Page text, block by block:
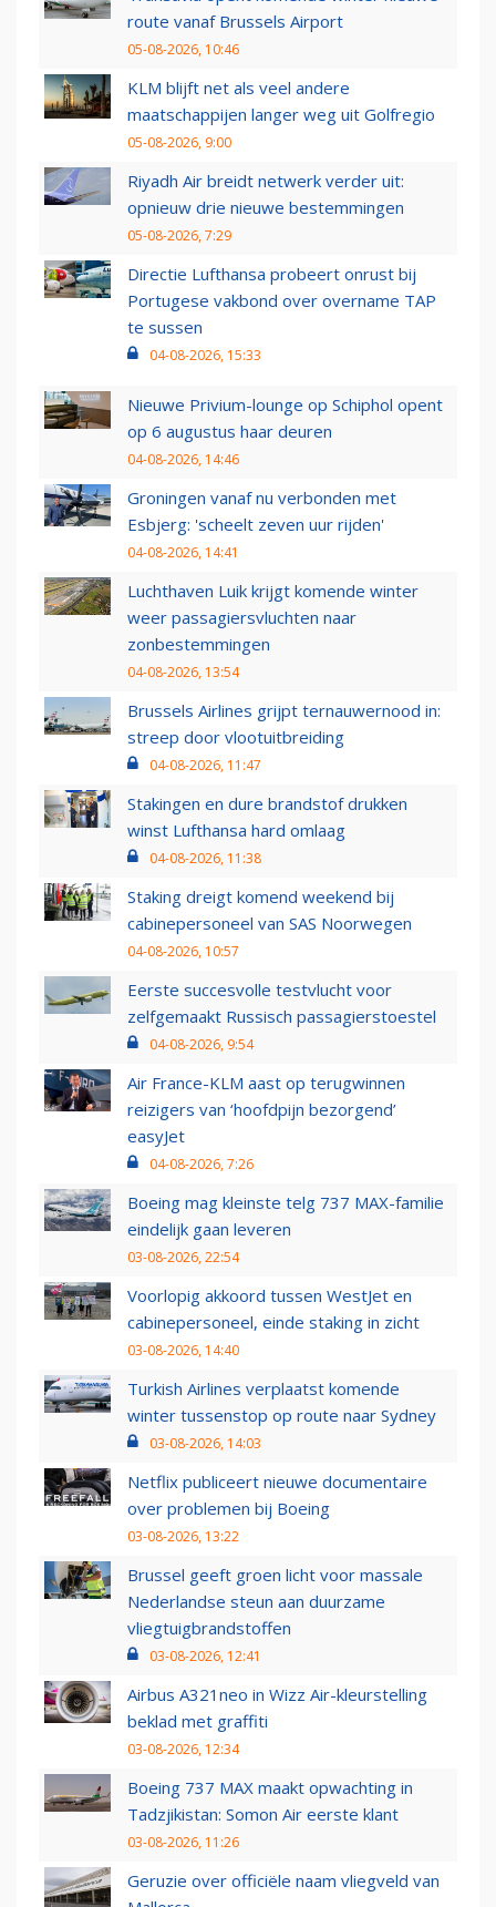
route vanaf Brussels Airport
05-08-2026, 10:46
KLM blijft net als veel andere
maatschappijen langer weg uit Golfregio
05-08-2026, 9:00
Riyadh Air breidt netwerk verder uit:
opnieuw drie nieuwe bestemmingen
05-08-2026, 7:29
Directie Lufthansa probeert onrust bij
Portugese vakbond over overname TAP
te sussen
04-08-2026, 15:33
Nieuwe Privium-lounge op Schiphol opent
op 6 augustus haar deuren
04-08-2026, 14:46
Groningen vanaf nu verbonden met
Esbjerg: 'scheelt zeven uur rijden'
04-08-2026, 14:41
Luchthaven Luik krijgt komende winter
weer passagiersvluchten naar
zonbestemmingen
04-08-2026, 13:54
Brussels Airlines grijpt ternauwernood in:
streep door vlootuitbreiding
04-08-2026, 11:47
Stakingen en dure brandstof drukken
winst Lufthansa hard omlaag
04-08-2026, 11:38
Staking dreigt komend weekend bij
cabinepersoneel van SAS Noorwegen
04-08-2026, 10:57
Eerste succesvolle testvlucht voor
zelfgemaakt Russisch passagierstoestel
04-08-2026, 9:54
Air France-KLM aast op terugwinnen
reizigers van ‘hoofdpijn bezorgend’
easyJet
04-08-2026, 7:26
Boeing mag kleinste telg 737 MAX-familie
eindelijk gaan leveren
03-08-2026, 22:54
Voorlopig akkoord tussen WestJet en
cabinepersoneel, einde staking in zicht
03-08-2026, 14:40
Turkish Airlines verplaatst komende
winter tussenstop op route naar Sydney
03-08-2026, 14:03
Netflix publiceert nieuwe documentaire
over problemen bij Boeing
03-08-2026, 13:22
Brussel geeft groen licht voor massale
Nederlandse steun aan duurzame
vliegtuigbrandstoffen
03-08-2026, 12:41
Airbus A321neo in Wizz Air-kleurstelling
beklad met graffiti
03-08-2026, 12:34
Boeing 737 MAX maakt opwachting in
Tadzjikistan: Somon Air eerste klant
03-08-2026, 11:26
Geruzie over officiële naam vliegveld van